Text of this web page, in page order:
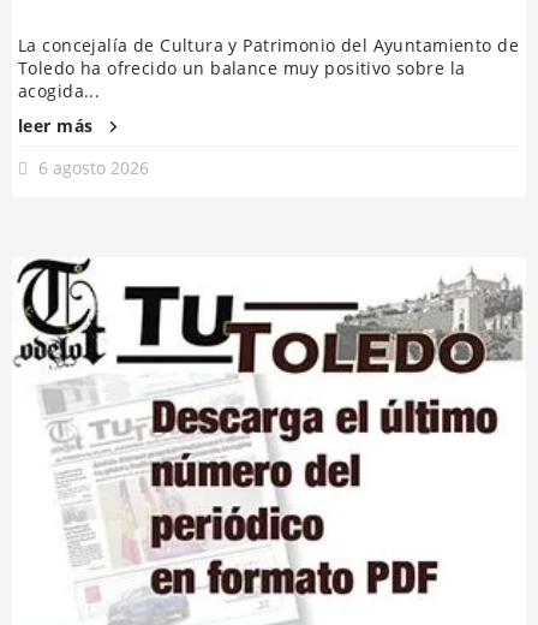
La concejalía de Cultura y Patrimonio del Ayuntamiento de
Toledo ha ofrecido un balance muy positivo sobre la
acogida...
leer más
6 agosto 2026